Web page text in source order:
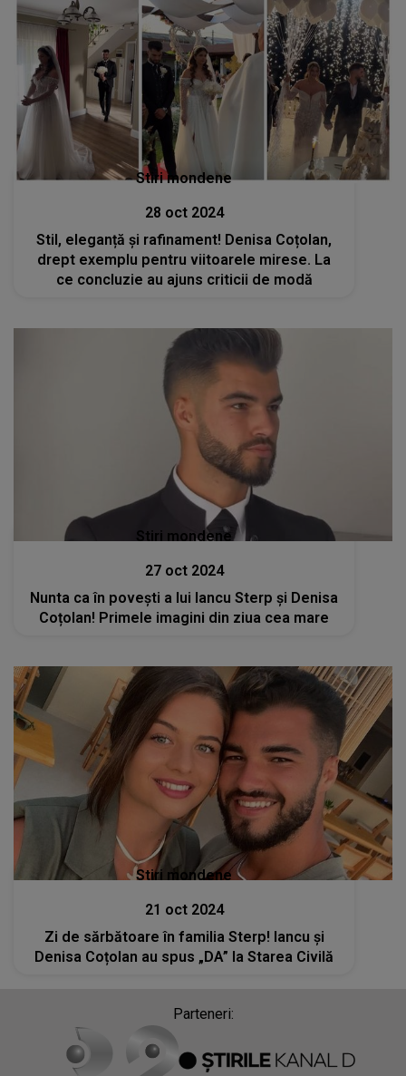
Stiri mondene
28 oct 2024
Stil, eleganță și rafinament! Denisa Coțolan,
drept exemplu pentru viitoarele mirese. La
ce concluzie au ajuns criticii de modă
Stiri mondene
27 oct 2024
Nunta ca în povești a lui Iancu Sterp și Denisa
Coțolan! Primele imagini din ziua cea mare
Stiri mondene
21 oct 2024
Zi de sărbătoare în familia Sterp! Iancu și
Denisa Coțolan au spus „DA” la Starea Civilă
Parteneri: